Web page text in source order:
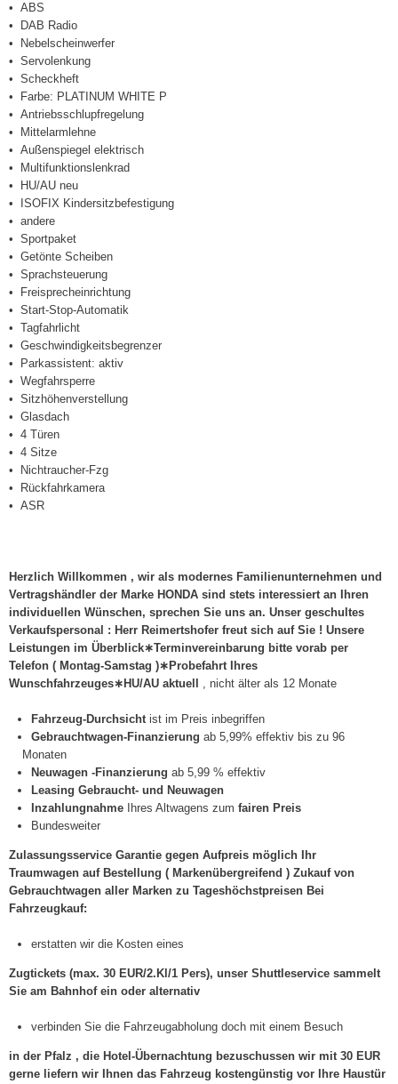
ABS
DAB Radio
Nebelscheinwerfer
Servolenkung
Scheckheft
Farbe: PLATINUM WHITE P
Antriebsschlupfregelung
Mittelarmlehne
Außenspiegel elektrisch
Multifunktionslenkrad
HU/AU neu
ISOFIX Kindersitzbefestigung
andere
Sportpaket
Getönte Scheiben
Sprachsteuerung
Freisprecheinrichtung
Start-Stop-Automatik
Tagfahrlicht
Geschwindigkeitsbegrenzer
Parkassistent: aktiv
Wegfahrsperre
Sitzhöhenverstellung
Glasdach
4 Türen
4 Sitze
Nichtraucher-Fzg
Rückfahrkamera
ASR
Herzlich Willkommen , wir als modernes Familienunternehmen und
Vertragshändler der Marke HONDA sind stets interessiert an Ihren
individuellen Wünschen, sprechen Sie uns an. Unser geschultes
Verkaufspersonal : Herr Reimertshofer freut sich auf Sie ! Unsere
Leistungen im Überblick∗Terminvereinbarung bitte vorab per
Telefon ( Montag-Samstag )∗Probefahrt Ihres
Wunschfahrzeuges∗HU/AU aktuell
, nicht älter als 12 Monate
Fahrzeug-Durchsichtist im Preis inbegriffen
Gebrauchtwagen-Finanzierung ab 5,99% effektiv bis zu 96
Monaten
Neuwagen -Finanzierung ab 5,99 % effektiv
Leasing Gebraucht- und Neuwagen
Inzahlungnahme Ihres Altwagens zum fairen Preis
Bundesweiter
Zulassungsservice Garantie gegen Aufpreis möglich Ihr
Traumwagen auf Bestellung ( Markenübergreifend ) Zukauf von
Gebrauchtwagen aller Marken zu Tageshöchstpreisen Bei
Fahrzeugkauf:
erstatten wir die Kosten eines
Zugtickets (max. 30 EUR/2.Kl/1 Pers), unser Shuttleservice sammelt
Sie am Bahnhof ein oder alternativ
verbinden Sie die Fahrzeugabholung doch mit einem Besuch
in der Pfalz , die Hotel-Übernachtung bezuschussen wir mit 30 EUR
gerne liefern wir Ihnen das Fahrzeug kostengünstig vor Ihre Haustür